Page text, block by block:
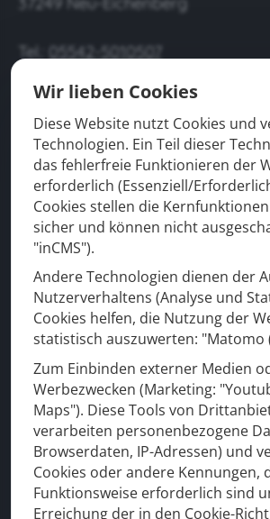
Tel.:
05542-5010507
• Baumpflege
• Baumfällung
• Baumkletterer
• Entsorgung
Auch in Ihrer
Göttingen
Kassel
• Witzenhausen
• Eschwege
• Hann. Münden
• Heilbad Heiligenstadt
• Bad Sooden Allendorf
• Großalmerode
Hess. Lichtenau
Wir lieben Cookies
Diese Website nutzt Cookies und
Technologien. Ein Teil dieser
das fehlerfreie Funktionieren der
erforderlich (Essenziell/
Cookies stellen die
sicher und können nicht
"inCMS").
Andere Technologien dienen der
Nutzerverhaltens (Analyse und
Cookies helfen, die Nutzung der
statistisch auszuwerten: "Matomo
Zum Einbinden externer Medien
Werbezwecken (Marketing:
Maps"). Diese Tools von
verarbeiten personenbezogene
Browserdaten, IP-Adressen) und
Cookies oder andere Kennungen,
Funktionsweise erforderlich sind
Erreichung der in den Cookie-